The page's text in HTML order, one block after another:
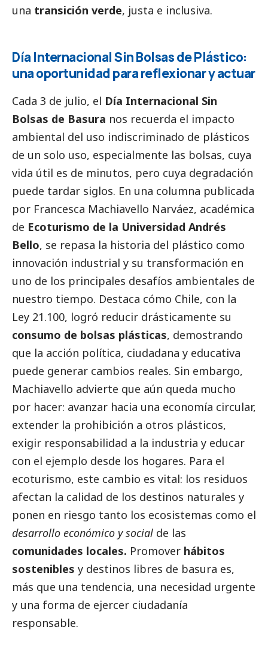
una transición verde, justa e inclusiva.
Día Internacional Sin Bolsas de Plástico:
una oportunidad para reflexionar y actuar
Cada 3 de julio, el Día Internacional Sin
Bolsas de Basura nos recuerda el impacto
ambiental del uso indiscriminado de plásticos
de un solo uso, especialmente las bolsas, cuya
vida útil es de minutos, pero cuya degradación
puede tardar siglos. En una columna publicada
por Francesca Machiavello Narváez, académica
de Ecoturismo de la Universidad Andrés
Bello, se repasa la historia del plástico como
innovación industrial y su transformación en
uno de los principales desafíos ambientales de
nuestro tiempo. Destaca cómo Chile, con la
Ley 21.100, logró reducir drásticamente su
consumo de bolsas plásticas, demostrando
que la acción política, ciudadana y educativa
puede generar cambios reales. Sin embargo,
Machiavello advierte que aún queda mucho
por hacer: avanzar hacia una economía circular,
extender la prohibición a otros plásticos,
exigir responsabilidad a la industria y educar
con el ejemplo desde los hogares. Para el
ecoturismo, este cambio es vital: los residuos
afectan la calidad de los destinos naturales y
ponen en riesgo tanto los ecosistemas como el
desarrollo económico ysocial de las
comunidades locales. Promover hábitos
sostenibles y destinos libres de basura es,
más que una tendencia, una necesidad urgente
y una forma de ejercer ciudadanía
responsable.